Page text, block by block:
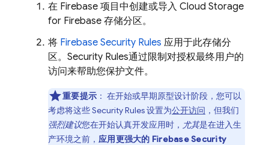
在 Firebase 项目中创建或导入 Cloud Storage
for Firebase 存储分区。
将 Firebase Security Rules 应用于此存储分
区。 Security Rules通过限制对授权最终用户的
访问来帮助您保护文件。
重要提示 ： 在开始或早期原型设计阶段，您可以
考虑将这些Security Rules设置为公开访问 ，但我们
强烈建议您在开始认真开发应用时， 尤其是在进入生
产环境之前， 应用更强大的 Firebase Security